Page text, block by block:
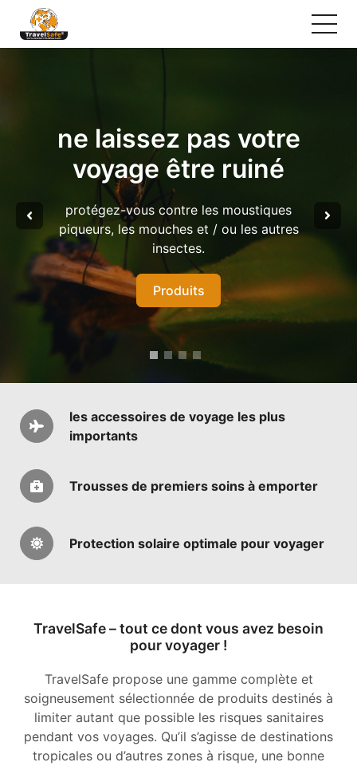
ne laissez pas votre
voyage être ruiné
protégez-vous contre les moustiques
piqueurs, les mouches et / ou les autres
insectes.
Produits
les accessoires de voyage les plus
importants
Trousses de premiers soins à emporter
Protection solaire optimale pour voyager
TravelSafe – tout ce dont vous avez besoin
pour voyager !
TravelSafe propose une gamme complète et
soigneusement sélectionnée de produits destinés à
limiter autant que possible les risques sanitaires
pendant vos voyages. Qu’il s’agisse de destinations
tropicales ou d’autres zones à risque, une bonne